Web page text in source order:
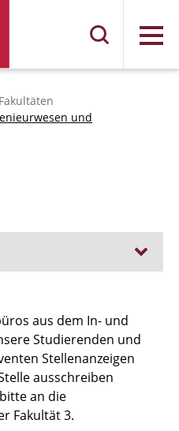
Menü
Fakultäten
und
2026
aus dem In- und
Studierenden und
Stellenanzeigen
ausschreiben
an die
Fakultät 3.